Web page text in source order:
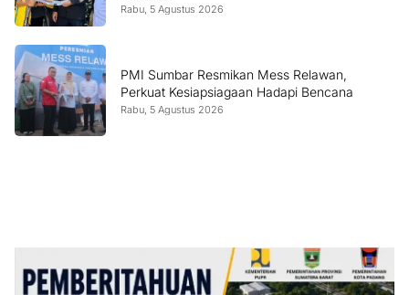
Rabu, 5 Agustus 2026
PMI Sumbar Resmikan Mess Relawan,
Perkuat Kesiapsiagaan Hadapi Bencana
Rabu, 5 Agustus 2026